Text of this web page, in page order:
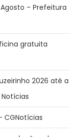
– Prefeitura
gratuita
2026 até a
CGNotícias